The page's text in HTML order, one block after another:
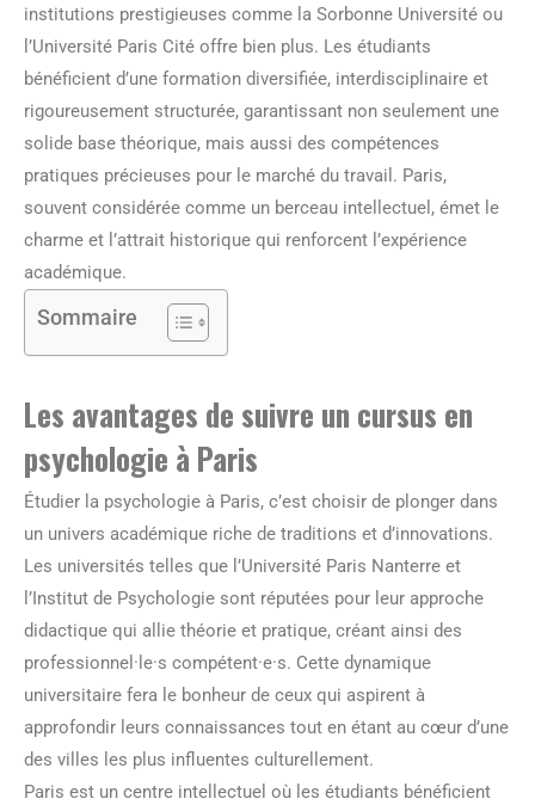
institutions prestigieuses comme la Sorbonne Université ou
l’Université Paris Cité offre bien plus. Les étudiants
bénéficient d’une formation diversifiée, interdisciplinaire et
rigoureusement structurée, garantissant non seulement une
solide base théorique, mais aussi des compétences
pratiques précieuses pour le marché du travail. Paris,
souvent considérée comme un berceau intellectuel, émet le
charme et l’attrait historique qui renforcent l’expérience
académique.
Sommaire
Les avantages de suivre un cursus en
psychologie à Paris
Étudier la psychologie à Paris, c’est choisir de plonger dans
un univers académique riche de traditions et d’innovations.
Les universités telles que l’Université Paris Nanterre et
l’Institut de Psychologie sont réputées pour leur approche
didactique qui allie théorie et pratique, créant ainsi des
professionnel·le·s compétent·e·s. Cette dynamique
universitaire fera le bonheur de ceux qui aspirent à
approfondir leurs connaissances tout en étant au cœur d’une
des villes les plus influentes culturellement.
Paris est un centre intellectuel où les étudiants bénéficient